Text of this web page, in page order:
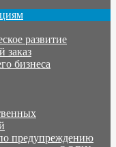
развитие
заказ
бизнеса
предупреждению